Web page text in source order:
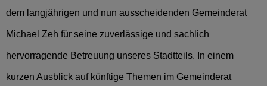
dem langjährigen und nun ausscheidenden Gemeinderat
Michael Zeh für seine zuverlässige und sachlich
hervorragende Betreuung unseres Stadtteils. In einem
kurzen Ausblick auf künftige Themen im Gemeinderat